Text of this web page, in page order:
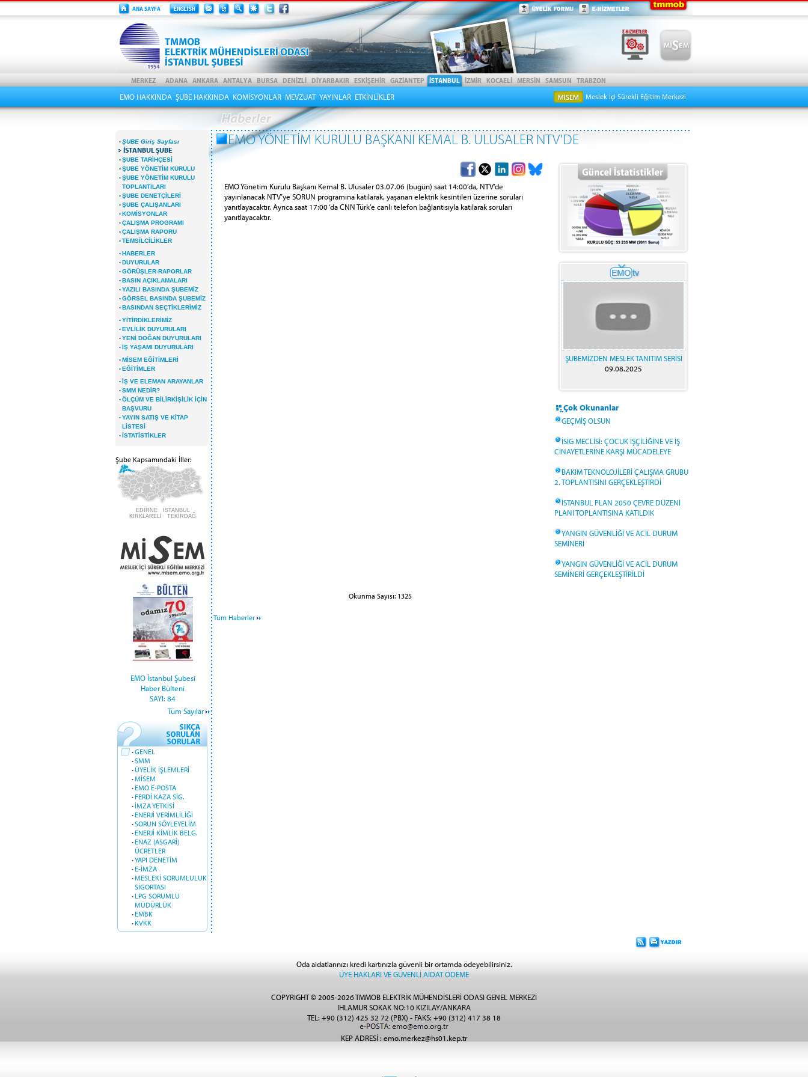
EMO HAKKINDA ŞUBE HAKKINDA KOMİSYONLAR MEVZUAT YAYINLAR ETKİNLİKLER Meslek İçi Sürekli Eğitim Merkezi
·ŞUBE Giriş Sayfası
İSTANBUL ŞUBE
·ŞUBE TARİHÇESİ
·ŞUBE YÖNETİM KURULU
·ŞUBE YÖNETİM KURULU
TOPLANTILARI
·ŞUBE DENETÇİLERİ
·ŞUBE ÇALIŞANLARI
·KOMİSYONLAR
·ÇALIŞMA PROGRAMI
·ÇALIŞMA RAPORU
·TEMSİLCİLİKLER
·HABERLER
·DUYURULAR
·GÖRÜŞLER-RAPORLAR
·BASIN AÇIKLAMALARI
·YAZILI BASINDA ŞUBEMİZ
·GÖRSEL BASINDA ŞUBEMİZ
·BASINDAN SEÇTİKLERİMİZ
·YİTİRDİKLERİMİZ
·EVLİLİK DUYURULARI
·YENİ DOĞAN DUYURULARI
·İŞ YAŞAMI DUYURULARI
·MİSEM EĞİTİMLERİ
·EĞİTİMLER
·İŞ VE ELEMAN ARAYANLAR
·SMM NEDİR?
·ÖLÇÜM VE BİLİRKİŞİLİK İÇİN
BAŞVURU
·YAYIN SATIŞ VE KİTAP
LİSTESİ
·İSTATİSTİKLER
Şube Kapsamındaki İller:
EDİRNE İSTANBUL
KIRKLARELİ TEKİRDAĞ
EMO İstanbul Şubesi
Haber Bülteni
SAYI: 84
Tüm Sayılar
·GENEL
·SMM
·ÜYELİK İŞLEMLERİ
·MİSEM
·EMO E-POSTA
·FERDİ KAZA SİG.
·İMZA YETKİSİ
·ENERJİ VERİMLİLİĞİ
·SORUN SÖYLEYELİM
·ENERJİ KİMLİK BELG.
·ENAZ (ASGARİ)
ÜCRETLER
·YAPI DENETİM
·E-İMZA
·MESLEKİ SORUMLULUK
SİGORTASI
·LPG SORUMLU
MÜDÜRLÜK
·EMBK
·KVKK
EMO YÖNETİM KURULU BAŞKANI KEMAL B. ULUSALER NTV'DE
EMO Yönetim Kurulu Başkanı Kemal B. Ulusaler 03.07.06 (bugün) saat 14:00’da, NTV’de
yayınlanacak NTV’ye SORUN programına katılarak, yaşanan elektrik kesintileri üzerine soruları
yanıtlayacaktır. Ayrıca saat 17:00 ‘da CNN Türk’e canlı telefon bağlantısıyla katılarak soruları
yanıtlayacaktır.
ŞUBEMİZDEN MESLEK TANITIM SERİSİ
09.08.2025
Çok Okunanlar
GEÇMİŞ OLSUN
İSİG MECLİSİ: ÇOCUK İŞÇİLİĞİNE VE İŞ
CİNAYETLERİNE KARŞI MÜCADELEYE
BAKIM TEKNOLOJİLERİ ÇALIŞMA GRUBU
2. TOPLANTISINI GERÇEKLEŞTİRDİ
İSTANBUL PLAN 2050 ÇEVRE DÜZENİ
PLANI TOPLANTISINA KATILDIK
YANGIN GÜVENLİĞİ VE ACİL DURUM
SEMİNERİ
YANGIN GÜVENLİĞİ VE ACİL DURUM
SEMİNERİ GERÇEKLEŞTİRİLDİ
Okunma Sayısı: 1325
Tüm Haberler
Oda aidatlarınızı kredi kartınızla güvenli bir ortamda ödeyebilirsiniz.
ÜYE HAKLARI VE GÜVENLİ AİDAT ÖDEME
COPYRIGHT © 2005-2026 TMMOB ELEKTRİK MÜHENDİSLERİ ODASI GENEL MERKEZİ
IHLAMUR SOKAK NO:10 KIZILAY/ANKARA
TEL: +90 (312) 425 32 72 (PBX) - FAKS: +90 (312) 417 38 18
KEP ADRESİ : emo.merkez@hs01.kep.tr